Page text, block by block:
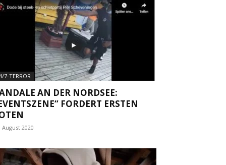
7-TERROR
AN DER NORDSEE:
FORDERT ERSTEN
August 2020